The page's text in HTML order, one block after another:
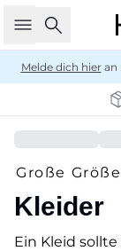
Suche
Melde dich hieran
Kleider
Große
Ein Kleid